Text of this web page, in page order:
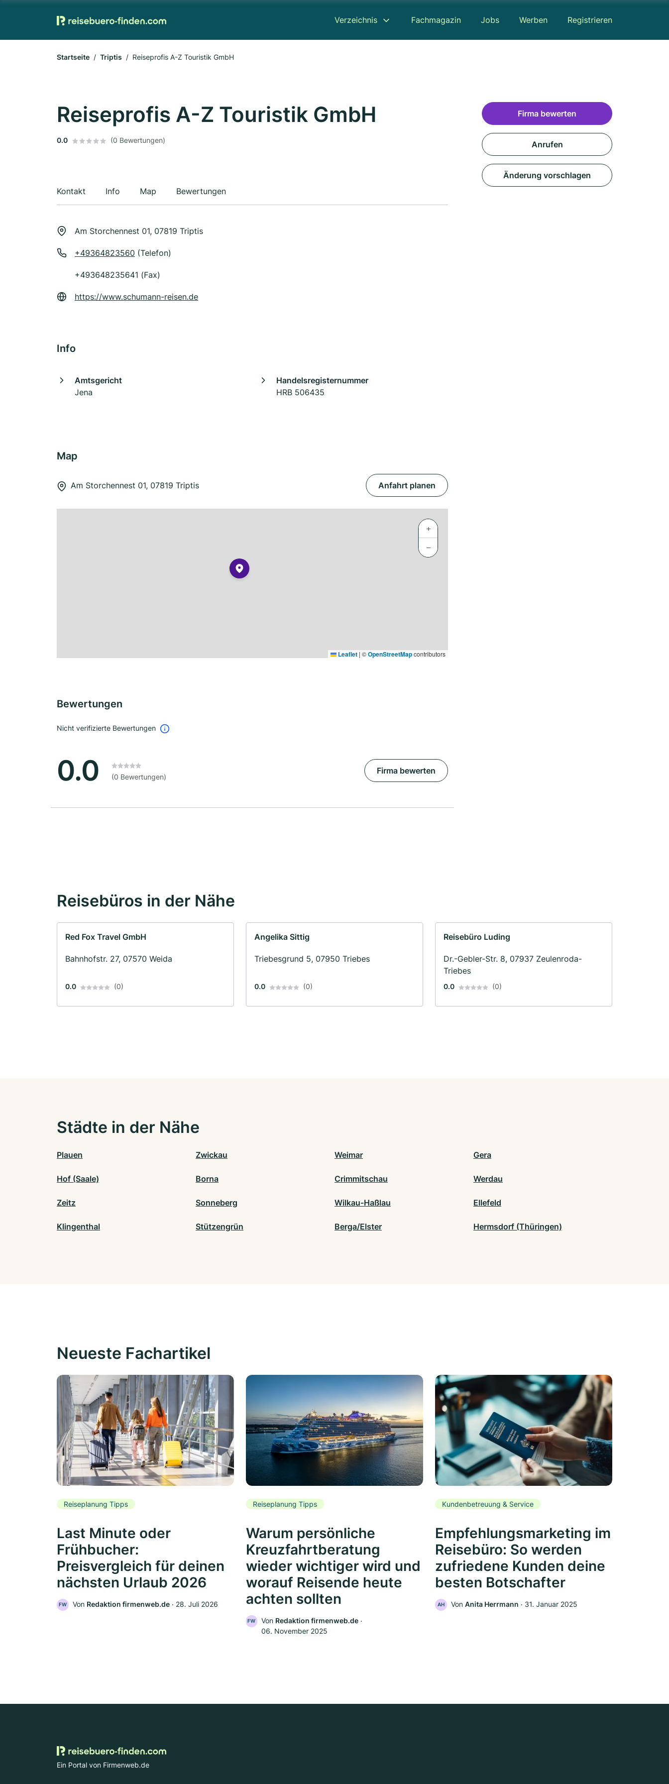
Verzeichnis Fachmagazin Jobs Werben Registrieren
Startseite Triptis Reiseprofis A-Z Touristik GmbH
Reiseprofis A-Z Touristik GmbH
0.0 (0 Bewertungen)
Kontakt Info Map Bewertungen
Am Storchennest 01, 07819 Triptis
+49364823560 (Telefon)
+493648235641 (Fax)
https://www.schumann-reisen.de
Info
Amtsgericht
Jena
Handelsregisternummer
HRB 506435
Map
Am Storchennest 01, 07819 Triptis Anfahrt planen
+
−
Leaflet | ©OpenStreetMapcontributors
Bewertungen
Nicht verifizierte Bewertungen
0.0 (0 Bewertungen)
Firma bewerten
Firma bewerten
Anrufen
Änderung vorschlagen
Reisebüros in der Nähe
Red Fox Travel GmbH
Bahnhofstr. 27, 07570 Weida
0.0 (0)
Angelika Sittig
Triebesgrund 5, 07950 Triebes
0.0 (0)
Reisebüro Luding
Dr.-Gebler-Str. 8, 07937 Zeulenroda-
Triebes
0.0 (0)
Städte in der Nähe
Plauen Zwickau Weimar Gera
Hof (Saale) Borna Crimmitschau Werdau
Zeitz Sonneberg Wilkau-Haßlau Ellefeld
Klingenthal Stützengrün Berga/Elster Hermsdorf (Thüringen)
Neueste Fachartikel
Reiseplanung Tipps
Last Minute oder
Frühbucher:
Preisvergleich für deinen
nächsten Urlaub 2026
FW Von Redaktion firmenweb.de ‧ 28. Juli 2026
Reiseplanung Tipps
Warum persönliche
Kreuzfahrtberatung
wieder wichtiger wird und
worauf Reisende heute
achten sollten
FW Von Redaktion firmenweb.de‧
06. November 2025
Kundenbetreuung & Service
Empfehlungsmarketing im
Reisebüro: So werden
zufriedene Kunden deine
besten Botschafter
AH Von Anita Herrmann ‧ 31. Januar 2025
Ein Portal von Firmenweb.de